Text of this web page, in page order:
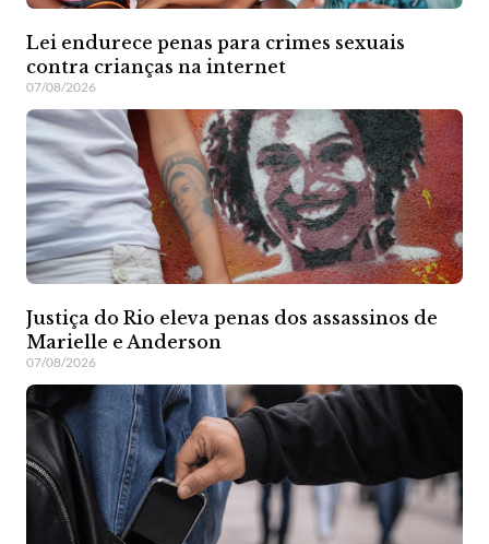
Lei endurece penas para crimes sexuais
contra crianças na internet
07/08/2026
Justiça do Rio eleva penas dos assassinos de
Marielle e Anderson
07/08/2026